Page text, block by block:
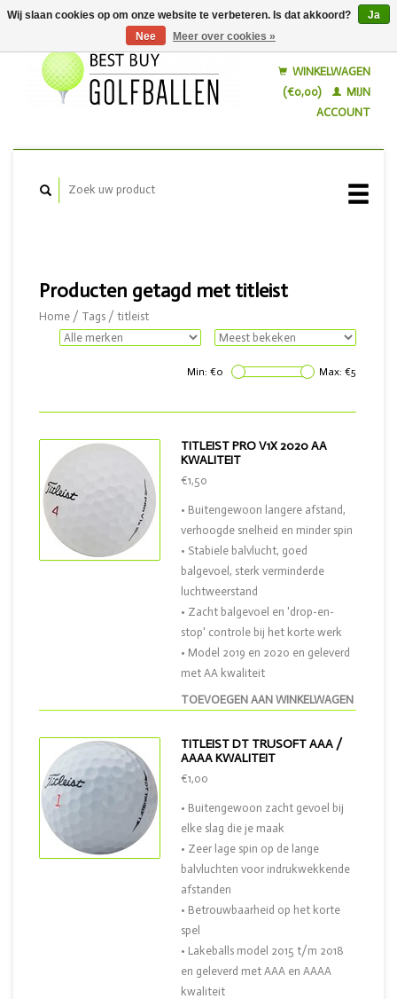
WINKELWAGEN
(€0,00)
MIJN
ACCOUNT
Producten getagd met titleist
Home / Tags / titleist
Min: €0 Max: €5
TITLEIST PRO V1X 2020 AA
KWALITEIT
TOEVOEGEN AAN WINKELWAGEN
€1,50
• Buitengewoon langere afstand,
verhoogde snelheid en minder spin
• Stabiele balvlucht, goed
balgevoel, sterk verminderde
luchtweerstand
• Zacht balgevoel en 'drop-en-
stop' controle bij het korte werk
• Model 2019 en 2020 en geleverd
met AA kwaliteit
TITLEIST DT TRUSOFT AAA /
AAAA KWALITEIT
€1,00
• Buitengewoon zacht gevoel bij
elke slag die je maak
• Zeer lage spin op de lange
balvluchten voor indrukwekkende
afstanden
• Betrouwbaarheid op het korte
spel
• Lakeballs model 2015 t/m 2018
en geleverd met AAA en AAAA
kwaliteit
Wij slaan cookies op om onze website te verbeteren. Is dat akkoord?
Ja
Nee
Meer over cookies »